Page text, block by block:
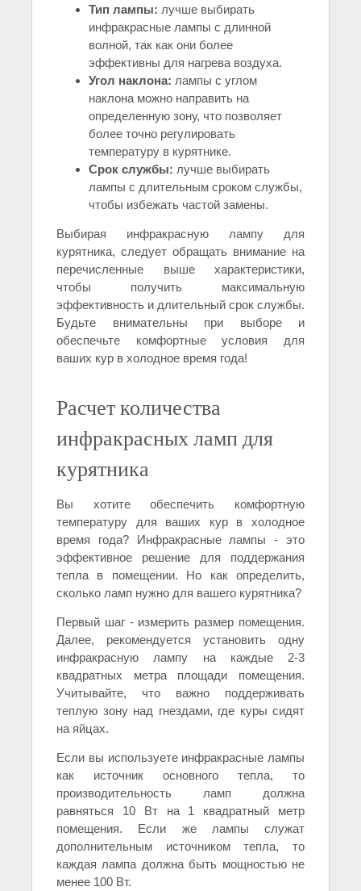
Тип лампы: лучше выбирать
инфракрасные лампы с длинной
волной, так как они более
эффективны для нагрева воздуха.
Угол наклона: лампы с углом
наклона можно направить на
определенную зону, что позволяет
более точно регулировать
температуру в курятнике.
Срок службы: лучше выбирать
лампы с длительным сроком службы,
чтобы избежать частой замены.
Выбирая инфракрасную лампу для
курятника, следует обращать внимание на
перечисленные выше характеристики,
чтобы получить максимальную
эффективность и длительный срок службы.
Будьте внимательны при выборе и
обеспечьте комфортные условия для
ваших кур в холодное время года!
Расчет количества
инфракрасных ламп для
курятника
Вы хотите обеспечить комфортную
температуру для ваших кур в холодное
время года? Инфракрасные лампы - это
эффективное решение для поддержания
тепла в помещении. Но как определить,
сколько ламп нужно для вашего курятника?
Первый шаг - измерить размер помещения.
Далее, рекомендуется установить одну
инфракрасную лампу на каждые 2-3
квадратных метра площади помещения.
Учитывайте, что важно поддерживать
теплую зону над гнездами, где куры сидят
на яйцах.
Если вы используете инфракрасные лампы
как источник основного тепла, то
производительность ламп должна
равняться 10 Вт на 1 квадратный метр
помещения. Если же лампы служат
дополнительным источником тепла, то
каждая лампа должна быть мощностью не
менее 100 Вт.